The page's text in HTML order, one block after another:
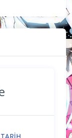
TARIH